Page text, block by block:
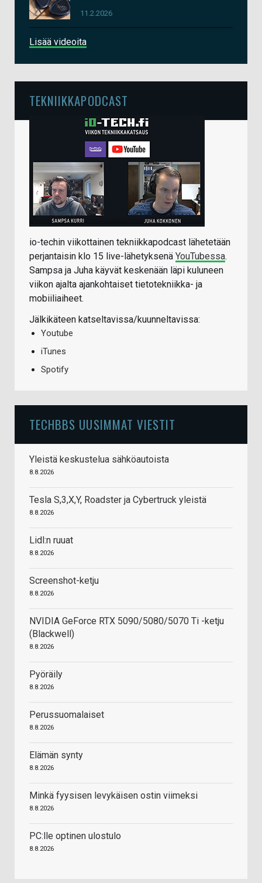
11.2.2026
Lisää videoita
TEKNIIKKAPODCAST
io-techin viikottainen tekniikkapodcast lähetetään
perjantaisin klo 15 live-lähetyksenä YouTubessa.
Sampsa ja Juha käyvät keskenään läpi kuluneen
viikon ajalta ajankohtaiset tietotekniikka- ja
mobiiliaiheet.
Jälkikäteen katseltavissa/kuunneltavissa:
Youtube
iTunes
Spotify
TECHBBS UUSIMMAT VIESTIT
Yleistä keskustelua sähköautoista
8.8.2026
Tesla S,3,X,Y, Roadster ja Cybertruck yleistä
8.8.2026
Lidl:n ruuat
8.8.2026
Screenshot-ketju
8.8.2026
NVIDIA GeForce RTX 5090/5080/5070 Ti -ketju
(Blackwell)
8.8.2026
Pyöräily
8.8.2026
Perussuomalaiset
8.8.2026
Elämän synty
8.8.2026
Minkä fyysisen levykäisen ostin viimeksi
8.8.2026
PC:lle optinen ulostulo
8.8.2026